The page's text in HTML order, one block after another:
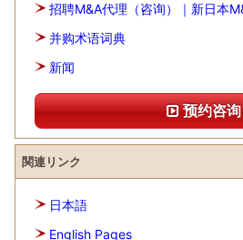
招聘M&A代理（咨询）｜新日本
并购术语词典
新闻
预约咨询
関連リンク
日本語
English Pages